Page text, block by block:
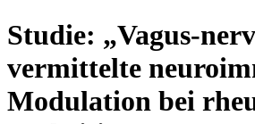
Studie: „Vagus-
vermittelte
Modulation bei